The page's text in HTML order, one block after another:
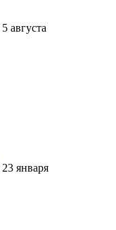
5 августа
23 января